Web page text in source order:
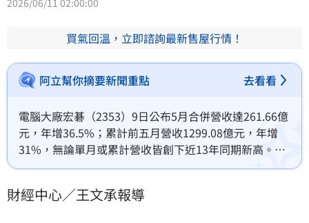
買氣回溫，立即諮詢最新售屋行情！
阿立幫你摘要新聞重點 去看看
電腦大廠宏碁（2353）9日公布5月合併營收達261.66億
元，年增36.5%；累計前五月營收1299.08億元，年增
31%，無論單月或累計營收皆創下近13年同期新高。不
過，受到昨（10）日賣壓衝擊影響，宏碁股價終場下跌
財經中心／王文承報導